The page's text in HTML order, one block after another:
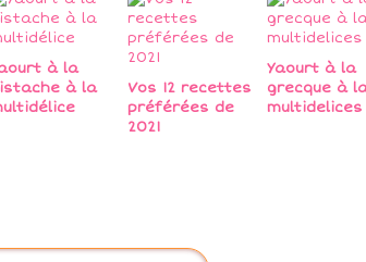
à la
à la
Vos 12 recettes
préférées de
2021
Yaourt à la
grecque à
multidelices